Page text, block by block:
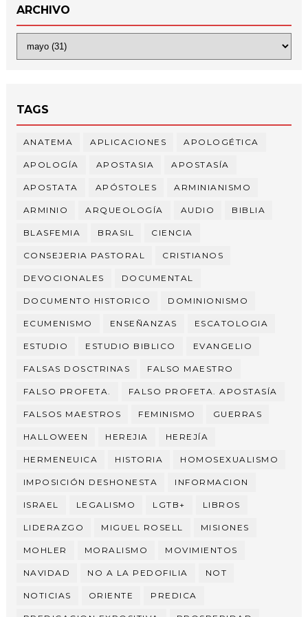
ARCHIVO
TAGS
ANATEMA APLICACIONES APOLOGÉTICA
APOLOGÍA APOSTASIA APOSTASÍA
APOSTATA APÓSTOLES ARMINIANISMO
ARMINIO ARQUEOLOGÍA AUDIO BIBLIA
BLASFEMIA BRASIL CIENCIA
CONSEJERIA PASTORAL CRISTIANOS
DEVOCIONALES DOCUMENTAL
DOCUMENTO HISTORICO DOMINIONISMO
ECUMENISMO ENSEÑANZAS ESCATOLOGIA
ESTUDIO ESTUDIO BIBLICO EVANGELIO
FALSAS DOSCTRINAS FALSO MAESTRO
FALSO PROFETA. FALSO PROFETA. APOSTASÍA
FALSOS MAESTROS FEMINISMO GUERRAS
HALLOWEEN HEREJIA HEREJÍA
HERMENEUICA HISTORIA HOMOSEXUALISMO
IMPOSICIÓN DESHONESTA INFORMACION
ISRAEL LEGALISMO LGTB+ LIBROS
LIDERAZGO MIGUEL ROSELL MISIONES
MOHLER MORALISMO MOVIMIENTOS
NAVIDAD NO A LA PEDOFILIA NOT
NOTICIAS ORIENTE PREDICA